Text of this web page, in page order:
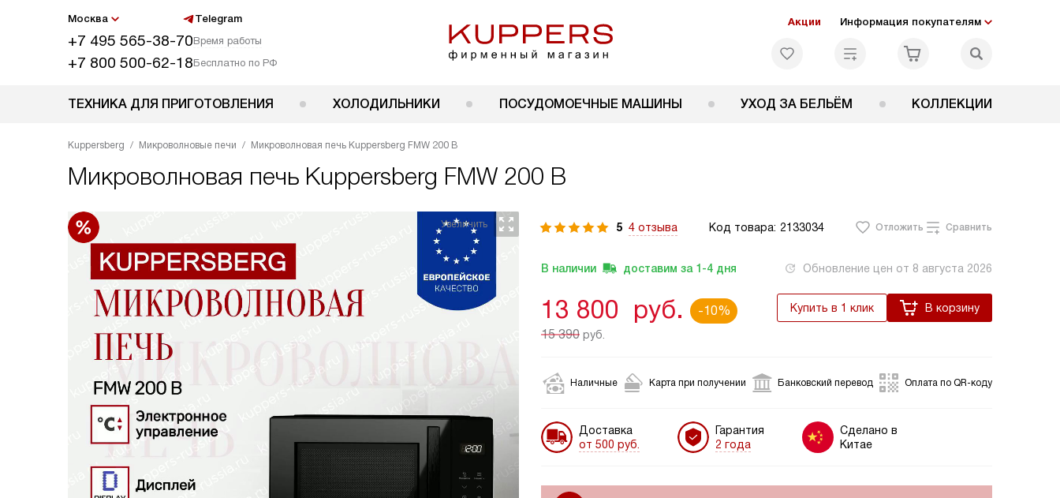
Москва Telegram
+7 495 565-38-70Время работы
+7 800 500-62-18Бесплатно по РФ
Акции Информация покупателям
ТЕХНИКА ДЛЯ ПРИГОТОВЛЕНИЯ ХОЛОДИЛЬНИКИ ПОСУДОМОЕЧНЫЕ МАШИНЫ УХОД ЗА БЕЛЬЁМ КОЛЛЕКЦИИ
Kuppersberg Микроволновые печи Микроволновая печь Kuppersberg FMW 200 B
Микроволновая печь Kuppersberg FMW 200 B
5 4 отзыва Код товара: 2133034 Отложить Сравнить
В наличии доставим за 1-4 дня Обновление цен от 8 августа 2026
13 800 руб.
-10%
15 390 руб.
Купить в 1 клик В корзину
Наличные Карта при получении Банковский перевод Оплата по QR-коду
Доставка
от 500 руб.
Гарантия
2 года
Сделано в
Китае